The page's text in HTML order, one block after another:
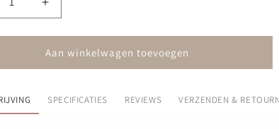
Aantal
verhogen
voor
Uitnodigingsbuisje
kinderfeestje
Zeemeermin
Aan winkelwagen toevoegen
SPECIFICATIES REVIEWS VERZENDEN &